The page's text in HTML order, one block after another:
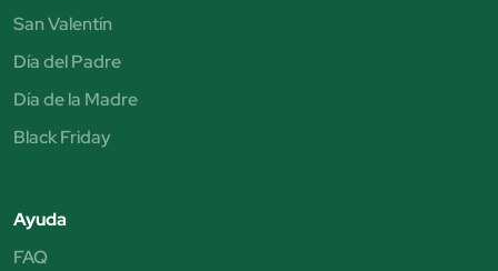
San Valentín
Día del Padre
Día de la Madre
Black Friday
Ayuda
FAQ